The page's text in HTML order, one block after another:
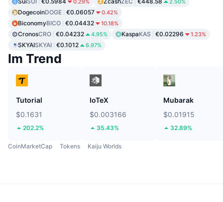
0.29% 2.50%
DogecoinDOGE €0.06057 0.42%
BiconomyBICO €0.04432 10.18%
CronosCRO €0.04232 4.95% KaspaKAS €0.02296 1.23%
SKYAISKYAI €0.1012 6.97%
Im Trend
Tutorial
$0.1631
202.2%
IoTeX
$0.003166
35.43%
Mubarak
$0.01915
32.89%
CoinMarketCap Tokens Kaiju Worlds